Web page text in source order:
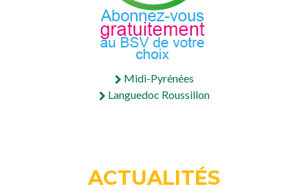
Midi-Pyrénées
Languedoc Roussillon
ACTUALITÉS